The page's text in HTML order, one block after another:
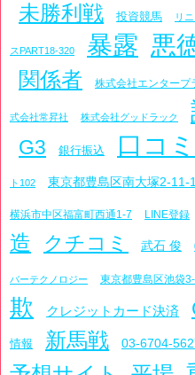
未勝利戦 投資競馬 リ
スPART18-320 暴露 悪
関係者 株式会社エンタープ
式会社常昇社 株式会社グッドラック
G3 銀行振込 口コミ
ト102 東京都豊島区南大塚2-11-
横浜市中区福富町西通1-7 LINE登録
造
クチコミ 武石 俊
バーテクノロジー 東京都豊島区池袋
欺
クレジットカード決済
情報 新馬戦 03-6704-